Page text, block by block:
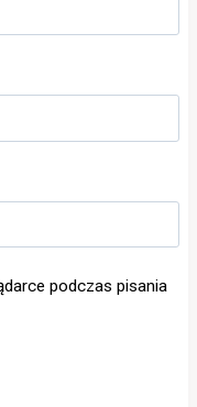
podczas pisania